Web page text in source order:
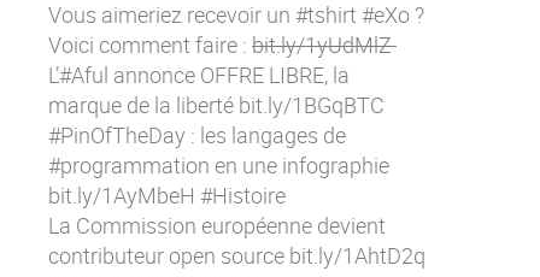
Vous aimeriez recevoir un #tshirt #eXo ?
Voici comment faire : bit.ly/1yUdMlZ
L’#Aful annonce OFFRE LIBRE, la
marque de la liberté bit.ly/1BGqBTC
#PinOfTheDay : les langages de
#programmation en une infographie
bit.ly/1AyMbeH #Histoire
La Commission européenne devient
contributeur open source bit.ly/1AhtD2q